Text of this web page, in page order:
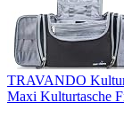
TRAVANDO
Maxi Kulturtasche